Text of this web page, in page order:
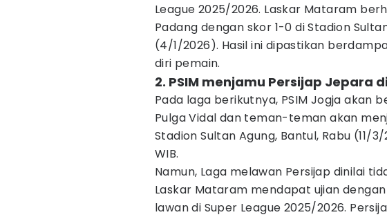
League 2025/2026. Laskar Mataram
Padang dengan skor 1-0 di Stadion
(4/1/2026). Hasil ini dipastikan
diri pemain.
2. PSIM menjamu Persijap Jepara
Pada laga berikutnya, PSIM Jogja akan
Pulga Vidal dan teman-teman akan
Stadion Sultan Agung, Bantul, Rabu (11/
WIB.
Namun, Laga melawan Persijap dinilai
Laskar Mataram mendapat ujian
lawan di Super League 2025/2026.